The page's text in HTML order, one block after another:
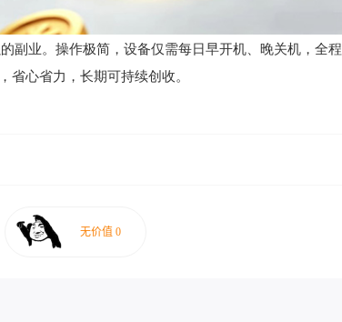
副业。操作极简，设备仅需每日早开机、晚关机，全程
心省力，长期可持续创收。